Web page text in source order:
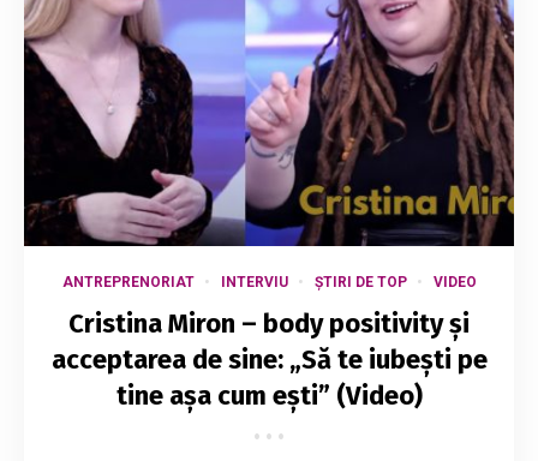
ANTREPRENORIAT INTERVIU ȘTIRI DE TOP VIDEO
Cristina Miron – body positivity și
acceptarea de sine: „Să te iubești pe
tine așa cum ești” (Video)